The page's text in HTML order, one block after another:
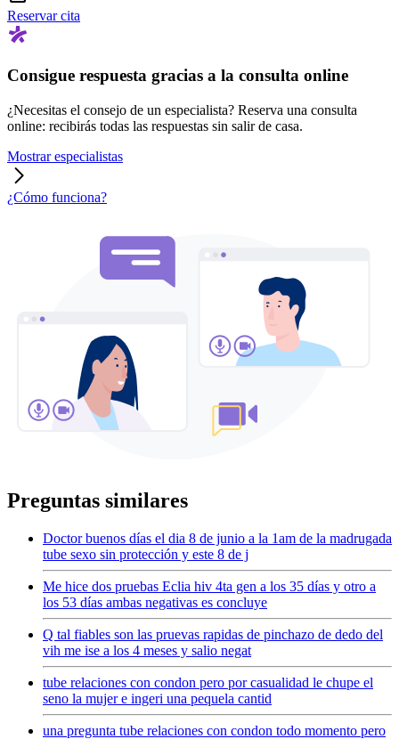
Reservar cita
Consigue respuesta gracias a la consulta online
¿Necesitas el consejo de un especialista? Reserva una consulta
online: recibirás todas las respuestas sin salir de casa.
Mostrar especialistas
¿Cómo funciona?
Preguntas similares
Doctor buenos días el dia 8 de junio a la 1am de la madrugada
tube sexo sin protección y este 8 de j
Me hice dos pruebas Eclia hiv 4ta gen a los 35 días y otro a
los 53 días ambas negativas es concluye
Q tal fiables son las pruevas rapidas de pinchazo de dedo del
vih me ise a los 4 meses y salio negat
tube relaciones con condon pero por casualidad le chupe el
seno la mujer e ingeri una pequela cantid
una pregunta tube relaciones con condon todo momento pero